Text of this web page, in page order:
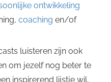
ontwikkeling
coaching en/of
luisteren zijn ook
om jezelf nog beter te
inspirerend lijstje wil,